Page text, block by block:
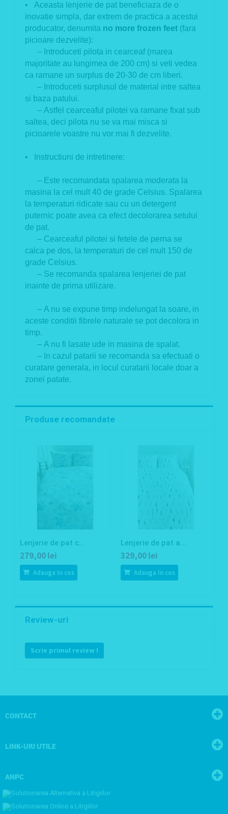
• Aceasta lenjerie de pat beneficiaza de o
inovatie simpla, dar extrem de practica a acestui
producator, denumita no more frozen feet (fara
picioare dezvelite):
– Introduceti pilota in cearceaf (marea
majoritate au lungimea de 200 cm) si veti vedea
ca ramane un surplus de 20-30 de cm liberi.
– Introduceti surplusul de material intre saltea
si baza patului.
– Astfel cearceaful pilotei va ramane fixat sub
saltea, deci pilota nu se va mai misca si
picioarele voastre nu vor mai fi dezvelite.
• Instructiuni de intretinere:
– Este recomandata spalarea moderata la
masina la cel mult 40 de grade Celsius. Spalarea
la temperaturi ridicate sau cu un detergent
puternic poate avea ca efect decolorarea setului
de pat.
– Cearceaful pilotei si fetele de perna se
calca pe dos, la temperaturi de cel mult 150 de
grade Celsius.
– Se recomanda spalarea lenjeriei de pat
inainte de prima utilizare.
– A nu se expune timp indelungat la soare, in
aceste conditii fibrele naturale se pot decolora in
timp.
– A nu fi lasate ude in masina de spalat.
– In cazul patarii se recomanda sa efectuati o
curatare generala, in locul curatarii locale doar a
zonei patate.
Produse recomandate
Lenjerie de pat c...
279,00 lei
Adauga In cos
Lenjerie de pat a...
329,00 lei
Adauga In cos
Review-uri
Scrie primul review !
CONTACT
LINK-URI UTILE
ANPC